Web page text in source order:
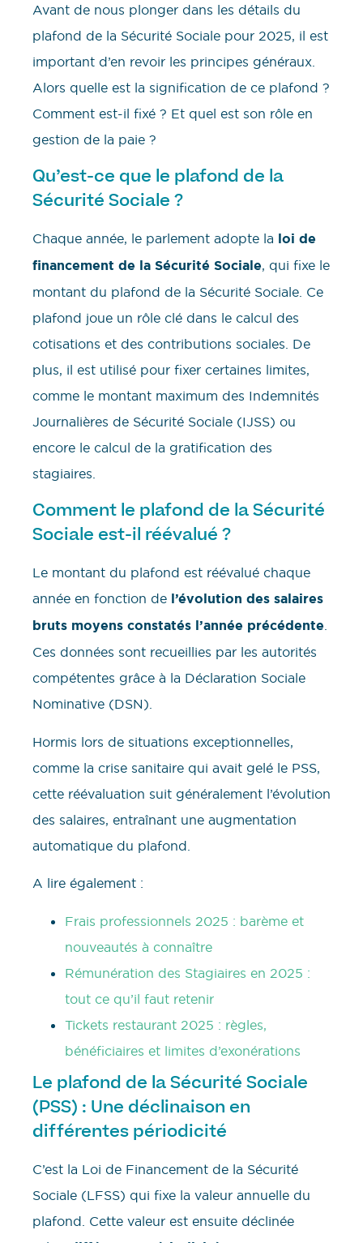
Avant de nous plonger dans les détails du
plafond de la Sécurité Sociale pour 2025, il est
important d’en revoir les principes généraux.
Alors quelle est la signification de ce plafond ?
Comment est-il fixé ? Et quel est son rôle en
gestion de la paie ?
Qu’est-ce que le plafond de la
Sécurité Sociale ?
Chaque année, le parlement adopte la loi de
financement de la Sécurité Sociale, qui fixe le
montant du plafond de la Sécurité Sociale. Ce
plafond joue un rôle clé dans le calcul des
cotisations et des contributions sociales. De
plus, il est utilisé pour fixer certaines limites,
comme le montant maximum des Indemnités
Journalières de Sécurité Sociale (IJSS) ou
encore le calcul de la gratification des
stagiaires.
Comment le plafond de la Sécurité
Sociale est-il réévalué ?
Le montant du plafond est réévalué chaque
année en fonction de l’évolution des salaires
bruts moyens constatés l’année précédente.
Ces données sont recueillies par les autorités
compétentes grâce à la Déclaration Sociale
Nominative (DSN).
Hormis lors de situations exceptionnelles,
comme la crise sanitaire qui avait gelé le PSS,
cette réévaluation suit généralement l’évolution
des salaires, entraînant une augmentation
automatique du plafond.
A lire également :
Frais professionnels 2025 : barème et
nouveautés à connaître
Rémunération des Stagiaires en 2025 :
tout ce qu’il faut retenir
Tickets restaurant 2025 : règles,
bénéficiaires et limites d’exonérations
Le plafond de la Sécurité Sociale
(PSS) : Une déclinaison en
différentes périodicité
C’est la Loi de Financement de la Sécurité
Sociale (LFSS) qui fixe la valeur annuelle du
plafond. Cette valeur est ensuite déclinée